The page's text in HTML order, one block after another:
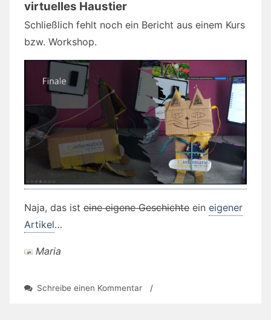
virtuelles Haustier
Schließlich fehlt noch ein Bericht aus einem Kurs
bzw. Workshop.
Naja, das ist eine eigene Geschichte ein eigener
Artikel…
Maria
Schreibe einen Kommentarzu /